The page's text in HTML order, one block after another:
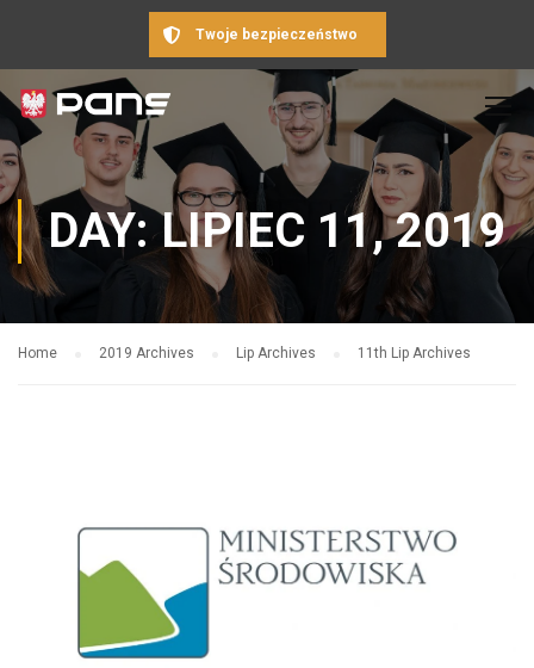
Twoje bezpieczeństwo
DAY: LIPIEC 11, 2019
Home 2019 Archives Lip Archives 11th Lip Archives